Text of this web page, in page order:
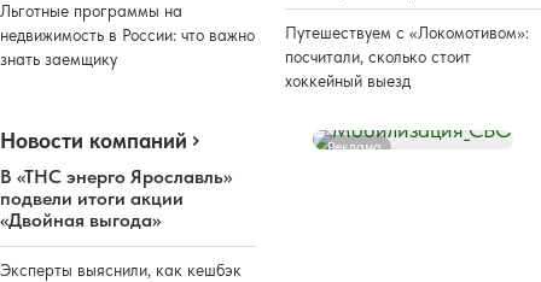
Льготные программы на
недвижимость в России: что важно
знать заемщику
Путешествуем с «Локомотивом»:
посчитали, сколько стоит
хоккейный выезд
Новости компаний
В «ТНС энерго Ярославль»
подвели итоги акции
«Двойная выгода»
Эксперты выяснили, как кешбэк
Реклама